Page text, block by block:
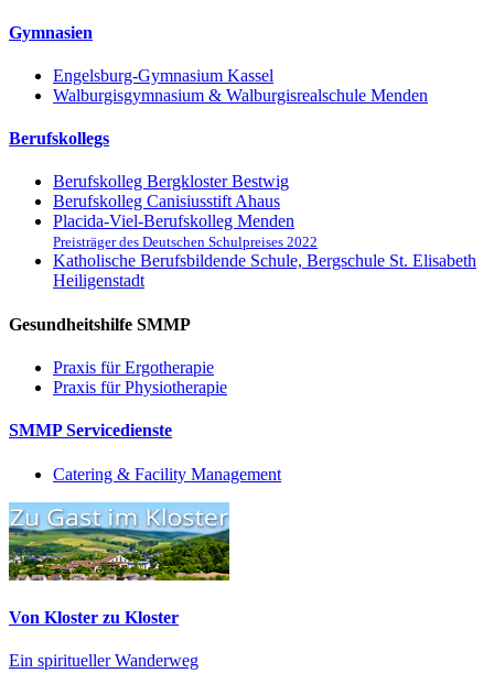
Gymnasien
Engelsburg-Gymnasium Kassel
Walburgisgymnasium & Walburgisrealschule Menden
Berufskollegs
Berufskolleg Bergkloster Bestwig
Berufskolleg Canisiusstift Ahaus
Placida-Viel-Berufskolleg Menden
Preisträger des Deutschen Schulpreises 2022
Katholische Berufsbildende Schule, Bergschule St. Elisabeth
Heiligenstadt
Gesundheitshilfe SMMP
Praxis für Ergo­therapie
Praxis für Physio­therapie
SMMP Servicedienste
Catering & Facility Management
Von Kloster zu Kloster
Ein spiritueller Wanderweg